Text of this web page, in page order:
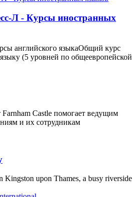
Л - Курсы иностранных
английского языкаОбщий курс
(5 уровней по общеевропейской
Castle помогает ведущим
и их сотрудникам
Kingston upon Thames, a busy riverside